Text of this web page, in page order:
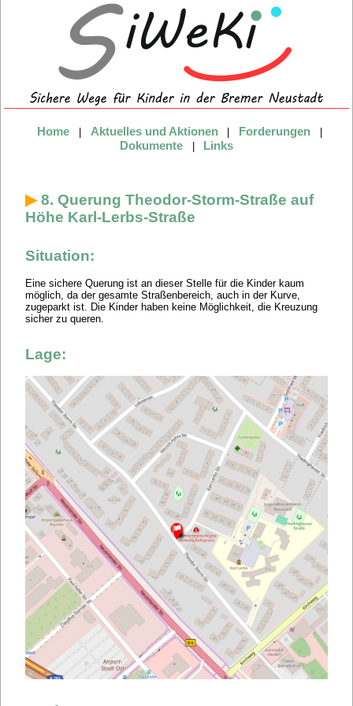
Home Aktuelles und Aktionen Forderungen
Dokumente Links
▶8. Querung Theodor-Storm-Straße auf
Höhe Karl-Lerbs-Straße
Situation:
Eine sichere Querung ist an dieser Stelle für die Kinder kaum
möglich, da der gesamte Straßenbereich, auch in der Kurve,
zugeparkt ist. Die Kinder haben keine Möglichkeit, die Kreuzung
sicher zu queren.
Lage: